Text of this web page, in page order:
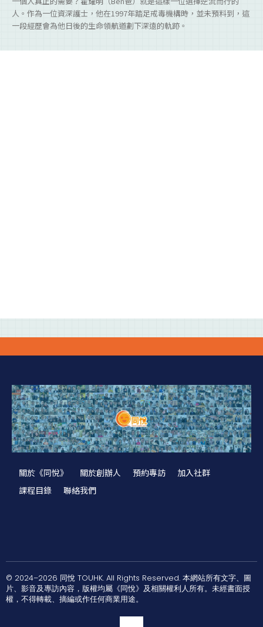
人。作為一位資深護士，他在1997年踏足戒毒機構時，並未預料到，這
一段經歷會為他日後的生命領航道劃下深遠的軌跡。
關於《同悅》 關於創辦人 預約專訪
加入社群
課程目錄
聯絡我們
© 2024–2026 同悅 TOUHK. All Rights Reserved. 本網站所有文字、圖
片、影音及專訪內容，版權均屬《同悅》及相關權利人所有。未經書面授
權，不得轉載、摘編或作任何商業用途。